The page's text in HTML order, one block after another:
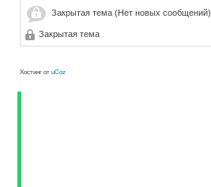
Закрытая тема (Нет новых сообщений)
Закрытая тема
Хостинг отuCoz